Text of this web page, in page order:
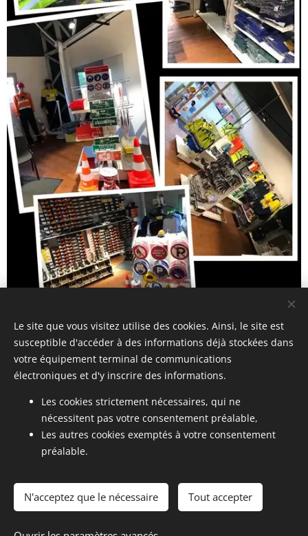
+687 24.01.76
contact@mse.nc
21 rue Joule Ducos
Horaires d'ouverture:Du lundi au jeudi : 7h-16h30
Le vendredi : 7h-15h30
Le site que vous visitez utilise des cookies. Ainsi, le site est
susceptible d'accéder à des informations déjà stockées dans
votre équipement terminal de communications
électroniques et d'y inscrire des informations.
Les cookies strictement nécessaires, qui ne
nécessitent pas votre consentement préalable,
Les autres cookies exemptés à votre consentement
préalable.
N'acceptez que le nécessaire Tout accepter